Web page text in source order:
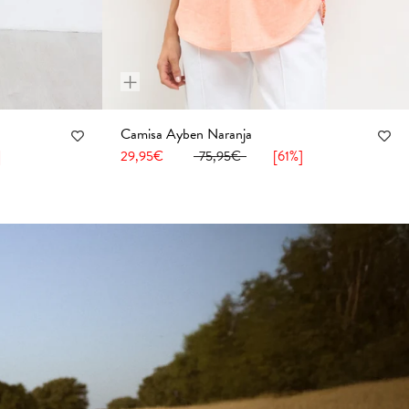
52
+
36 38 40 42 44 54
Camisa Ayben Naranja
29,95€ 75,95€ [61%]